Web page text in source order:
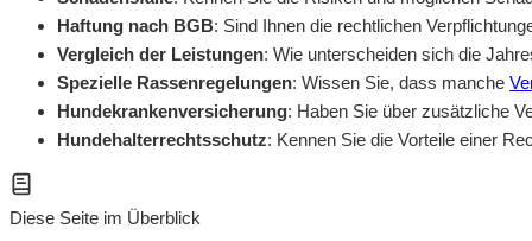
Haftung nach BGB: Sind Ihnen die rechtlichen
Vergleich der Leistungen: Wie unterscheiden sich die
Spezielle Rassenregelungen: Wissen Sie, dass manche
Hundekrankenversicherung: Haben Sie über zusätzliche
Hundehalterrechtsschutz: Kennen Sie die Vorteile einer
Diese Seite im Überblick